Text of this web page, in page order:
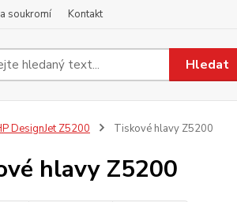
soukromí Kontakt
Hledat
DesignJet Z5200 Tiskové hlavy Z5200
hlavy Z5200